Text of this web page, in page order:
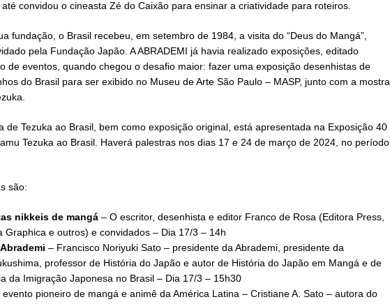
convidou o cineasta Zé do Caixão para ensinar a criatividade para roteiros.
fundação, o Brasil recebeu, em setembro de 1984, a visita do “Deus do Mangá”,
pela Fundação Japão. A ABRADEMI já havia realizado exposições, editado
de eventos, quando chegou o desafio maior: fazer uma exposição desenhistas de
do Brasil para ser exibido no Museu de Arte São Paulo – MASP, junto com a mostra
de Tezuka ao Brasil, bem como exposição original, está apresentada na Exposição 40
Tezuka ao Brasil. Haverá palestras nos dias 17 e 24 de março de 2024, no período
são:
nikkeis de mangá– O escritor, desenhista e editor Franco de Rosa (Editora Press,
Graphica e outros) e convidados – Dia 17/3 – 14h
– Francisco Noriyuki Sato – presidente da Abrademi, presidente da
professor de História do Japão e autor de História do Japão em Mangá e de
da Imigração Japonesa no Brasil – Dia 17/3 – 15h30
evento pioneiro de mangá e animê da América Latina – Cristiane A. Sato – autora do